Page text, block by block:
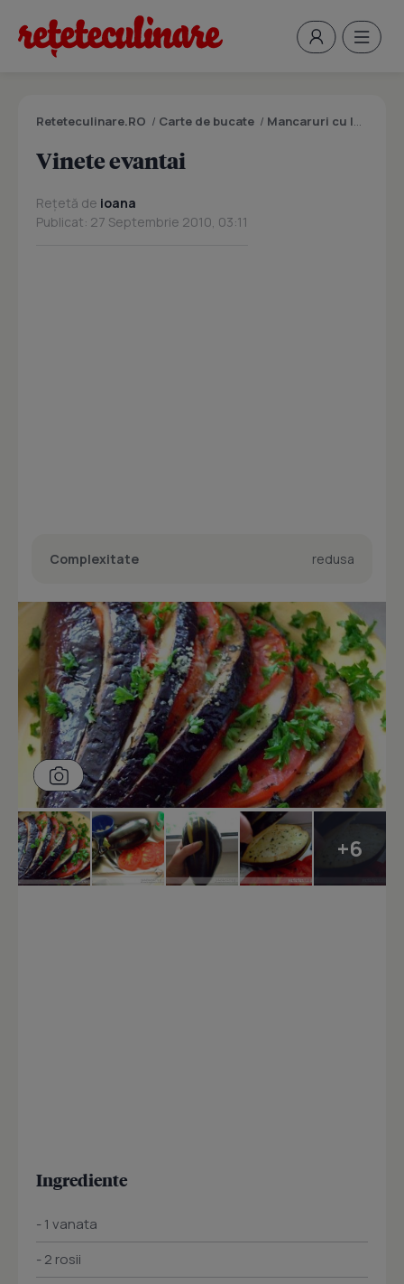
Reteteculinare.RO / Carte de bucate / Mancaruri cu legume si zarzavaturi
Vinete evantai
Rețetă de ioana
Publicat: 27 Septembrie 2010, 03:11
Complexitate redusa
+6
Ingrediente
- 1 vanata
- 2 rosii